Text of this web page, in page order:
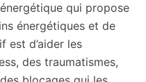
qui propose
énergétiques et de
est d’aider les
des traumatismes,